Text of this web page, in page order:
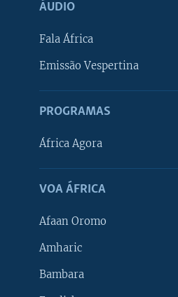
ÁUDIO
Fala África
Emissão Vespertina
PROGRAMAS
África Agora
VOA ÁFRICA
Afaan Oromo
Amharic
Bambara